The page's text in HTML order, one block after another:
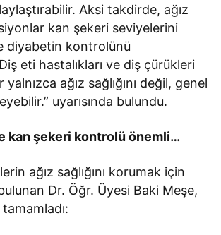
Aksi takdirde, ağız
kan şekeri seviyelerini
diyabetin kontrolünü
eti hastalıkları ve diş çürükleri
ağız sağlığını değil, genel
uyarısında bulundu.
kan şekeri kontrolü önemli…
ağız sağlığını korumak için
Dr. Öğr. Üyesi Baki Meşe,